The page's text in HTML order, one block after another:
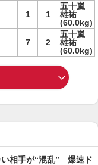
1 1
五十嵐
雄祐
(60.0kg)
7 2
五十嵐
雄祐
(60.0kg)
相手が“混乱” 爆速ド